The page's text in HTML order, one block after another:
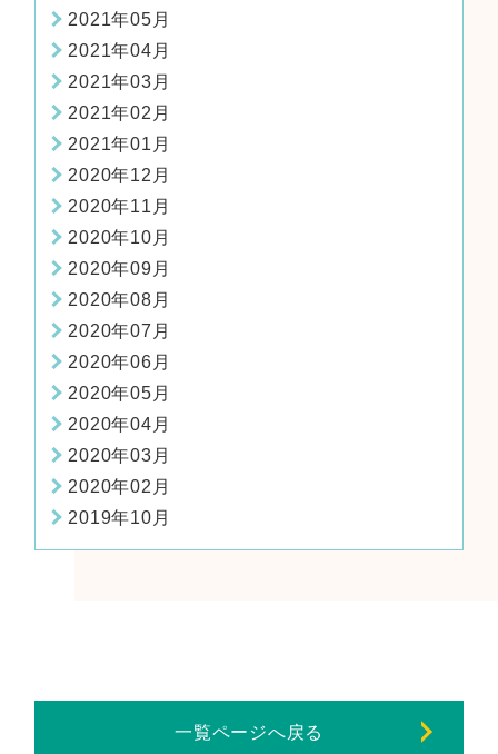
2021年05月
2021年04月
2021年03月
2021年02月
2021年01月
2020年12月
2020年11月
2020年10月
2020年09月
2020年08月
2020年07月
2020年06月
2020年05月
2020年04月
2020年03月
2020年02月
2019年10月
一覧ページへ戻る